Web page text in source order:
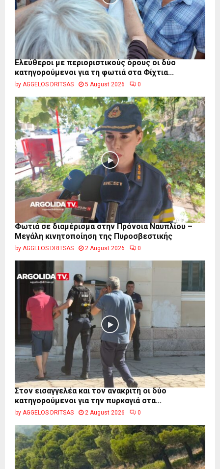
Ελεύθεροι με περιοριστικούς όρους οι δύο
κατηγορούμενοι για τη φωτιά στα Φίχτια...
by AGGELOS DRITSAS 5 August 2026 0
Φωτιά σε διαμέρισμα στην Πρόνοια Ναυπλίου –
Μεγάλη κινητοποίηση της Πυροσβεστικής
by AGGELOS DRITSAS 2 August 2026 0
Στον εισαγγελέα και τον ανακριτή οι δύο
κατηγορούμενοι για την πυρκαγιά στα...
by AGGELOS DRITSAS 2 August 2026 0